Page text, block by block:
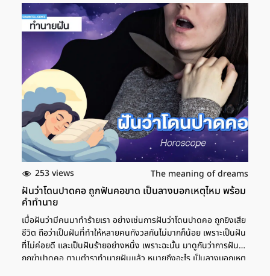
ว่าอย่างไรบ้าง ฝันว่าทะเลาะกับพ่อ การฝันว่าทะเลาะกับพ่อแล้วร้องไห้
หรือมีปากเสียงกันรุนแรง ตามตำราทำนายฝัน ให้ความหมายว่า จะ
เป็นช่วงที่ต้องตัดสินใจและใช้สติในการใช้ชีวิตมากขึ้น ต้องอดทนและ
ค่อยๆ ตัดสินใจกับสถานการณ์ต่างๆ ที่เกิดขึ้น ส่วนการทำงานเป็น
ช่วงที่ต้องพัฒนาตัวเอง เพื่อให้ก้าวหน้าในหน้าที่การงาน เลขเด็ด ฝัน
ว่าทะเลาะกับพ่อที่เสียชีวิตไปแล้ว นอกจากนี้ การฝันว่าทะเลาะกับพ่อ
แต่ว่าพ่อเสียชีวิตไปนานแล้ว จะหมายถึงการเจอกับอุปสรรคที่หนักมาก
ขึ้น โดยเฉพาะในการทำงานหรือการเรียน แต่ก็จะผ่านไปได้ ให้รับมือกับ
สถานการณ์หรืออุปสรรคให้ดี แล้วทุกอย่างจะดีมากขึ้น เลขเด็ด ฝันว่า
ทะเลาะกับแม่ แต่หากใครที่ฝันว่าทะเลาะกับแม่ เป็นฝันที่กำลังบอกว่า
จะเกิดเคราะห์ร้าย หรือว่าปัญหาที่มาจากคนที่อายุน้อยกว่านำพามาให้
โดยเฉพาะคนในบ้านที่อายุน้อยที่สุด ช่วงนี้ให้ทำดีเข้าไว้ แล้วจะได้ผลดี
กลับคืนมา เช่น หากมีใครปองร้ายหรือคิดไม่ดี ก็อย่าไปสนใจหรือทำไม่
ดีกลับไป เพราะคนนั้นจะแพ้ภัยตัวเอง โดยที่คุณไม่ต้องทำอะไร ส่วน
ความรักถือว่าเป็นช่วงที่มีเสน่ห์มากๆ อาจมีโอกาสเจอคนรู้ใจจากการไป
ร่วมงานมงคลหรืองานสังสรรค์ เลขเด็ด ฝันว่าทะเลาะกับแฟน หาก
ใครที่ฝันว่าทะเลาะกับแฟนหรือคนรัก เป็นฝันที่เตือนเรื่องอารมณ์และ
การระมัดระวังคำพูดของคุณ […]
253 views The meaning of dreams
ฝันว่าโดนปาดคอ ถูกฟันคอขาด เป็นลางบอกเหตุไหม พร้อม
คำทำนาย
เมื่อฝันว่ามีคนมาทำร้ายเรา อย่างเช่นการฝันว่าโดนปาดคอ ถูกยิงเสีย
ชีวิต ถือว่าเป็นฝันที่ทำให้หลายคนกังวลกันไม่มากก็น้อย เพราะเป็นฝัน
ที่ไม่ค่อยดี และเป็นฝันร้ายอย่างหนึ่ง เพราะฉะนั้น มาดูกันว่าการฝันว่า
ถูกฆ่าปาดคอ ตามตำราทำนายฝันแล้ว หมายถึงอะไร เป็นลางบอกเหตุ